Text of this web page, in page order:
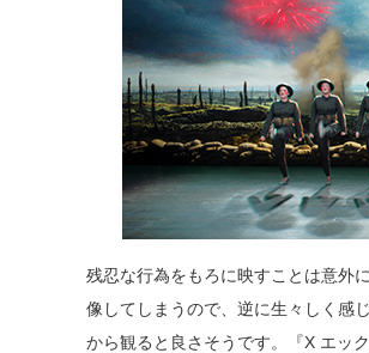
残忍な行為をもろに映すことは意外
像してしまうので、逆に生々しく感
から観ると良さそうです。『X エッ